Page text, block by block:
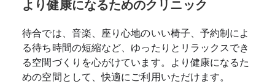
より健康になるためのクリニック
待合では、音楽、座り心地のいい椅子、予約制によ
る待ち時間の短縮など、ゆったりとリラックスでき
る空間づくりを心がけています。より健康になるた
めの空間として、快適にご利用いただけます。